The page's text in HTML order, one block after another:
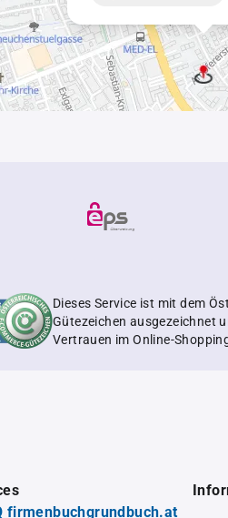
Dieses Service ist mit dem
Gütezeichen ausgezeichnet
Vertrauen im Online-
firmenbuchgrundbuch.at